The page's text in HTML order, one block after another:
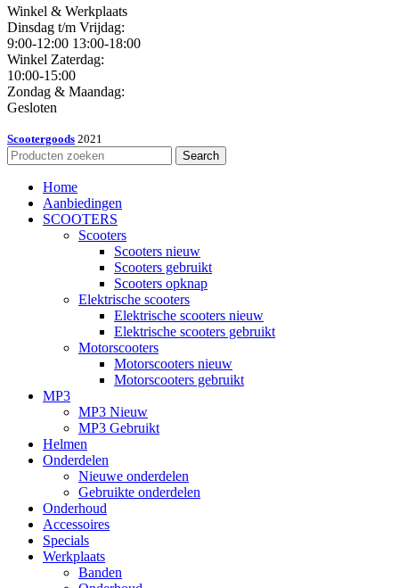
Winkel & Werkplaats
Dinsdag t/m Vrijdag:
9:00-12:00 13:00-18:00
Winkel Zaterdag:
10:00-15:00
Zondag & Maandag:
Gesloten
Scootergoods 2021
Search
Home
Aanbiedingen
SCOOTERS
Scooters
Scooters nieuw
Scooters gebruikt
Scooters opknap
Elektrische scooters
Elektrische scooters nieuw
Elektrische scooters gebruikt
Motorscooters
Motorscooters nieuw
Motorscooters gebruikt
MP3
MP3 Nieuw
MP3 Gebruikt
Helmen
Onderdelen
Nieuwe onderdelen
Gebruikte onderdelen
Onderhoud
Accessoires
Specials
Werkplaats
Banden